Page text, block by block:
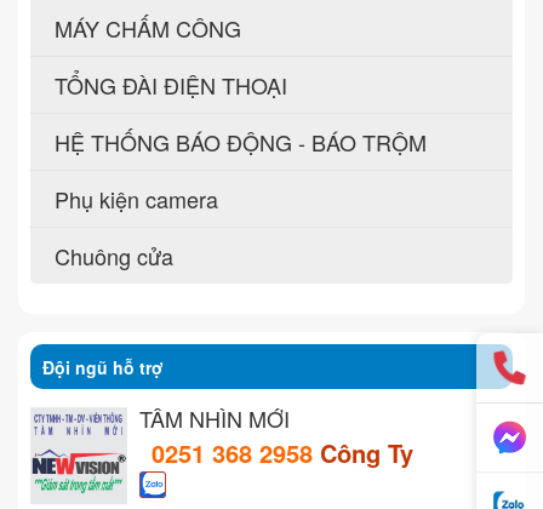
MÁY CHẤM CÔNG
TỔNG ĐÀI ĐIỆN THOẠI
HỆ THỐNG BÁO ĐỘNG - BÁO TRỘM
Phụ kiện camera
Chuông cửa
Đội ngũ hỗ trợ
TẦM NHÌN MỚI
0251 368 2958 Công Ty